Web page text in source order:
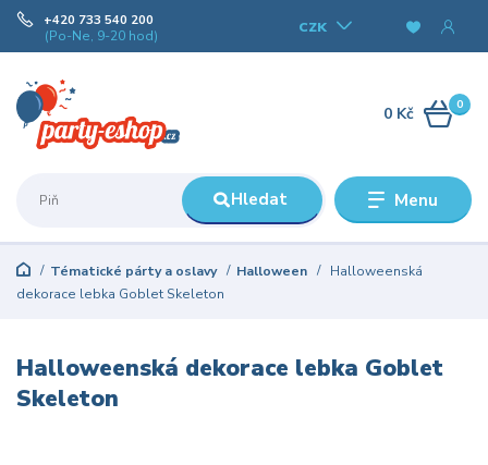
Menu
CZK
Hledat
+420 733 540 200
(Po-Ne, 9-20 hod)
0
0 Kč
Tématické párty a oslavy Halloween
Halloweenská
dekorace lebka Goblet Skeleton
Halloweenská dekorace lebka Goblet
Skeleton